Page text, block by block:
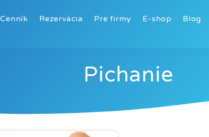
Cenník Rezervácia Pre firmy E-shop Blog
Pichanie